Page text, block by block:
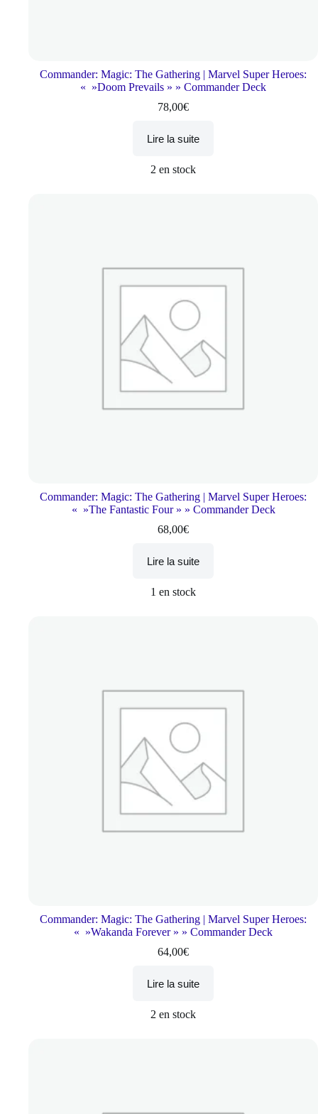
Commander: Magic: The Gathering | Marvel Super Heroes:
« »Doom Prevails » » Commander Deck
78,00€
Lire la suite
2 en stock
Commander: Magic: The Gathering | Marvel Super Heroes:
« »The Fantastic Four » » Commander Deck
68,00€
Lire la suite
1 en stock
Commander: Magic: The Gathering | Marvel Super Heroes:
« »Wakanda Forever » » Commander Deck
64,00€
Lire la suite
2 en stock